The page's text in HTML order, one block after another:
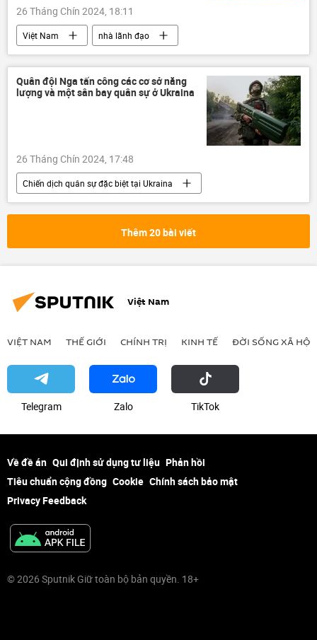
26 Tháng Chín 2024, 18:11
Việt Nam
nhà lãnh đạo
Ban Chấp hành Trung ương Đảng
Đảng Cộng sản Việt Nam
Chính trị
Tô Lâm
Bộ Chính Trị VN
Quân đội Nga tấn công các cơ sở năng
lượng và một sân bay quân sự ở Ukraina
26 Tháng Chín 2024, 17:48
Chiến dịch quân sự đặc biệt tại Ukraina
lực lượng vũ trang
Nga
Ukraina
Bộ Quốc phòng Nga
Thế giới
máy bay không người lái
xung đột quân sự
Sáp nhập DNR, LNR, Zaporozhye và Kherson vào Nga
Thêm 20 bài viết
Việt Nam
VIỆT NAM THẾ GIỚI CHÍNH TRỊ KINH TẾ ĐỜI SỐNG XÃ HỘI
Telegram Zalo ТikТоk
Về đề án Qui định sử dụng tư liệu Phản hồi
Tiêu chuẩn cộng đồng Cookie Chính sách bảo mật
Privacy Feedback
© 2026 Sputnik Giữ toàn bộ bản quyền. 18+